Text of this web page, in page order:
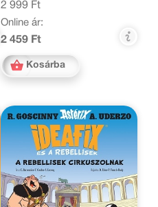
2 999 Ft
Online ár:
2 459 Ft
Kosárba